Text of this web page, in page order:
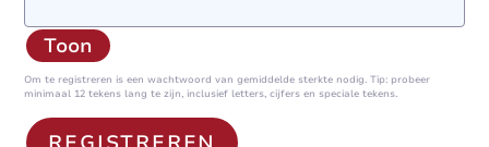
Toon
Om te registreren is een wachtwoord van gemiddelde sterkte nodig. Tip: probeer
minimaal 12 tekens lang te zijn, inclusief letters, cijfers en speciale tekens.